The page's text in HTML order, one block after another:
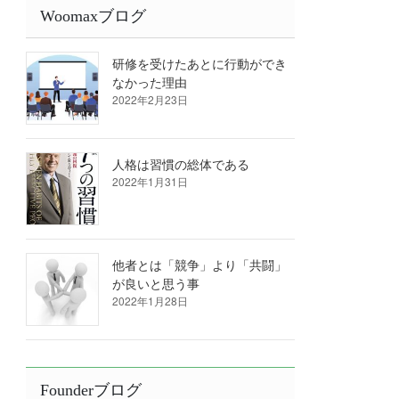
Woomaxブログ
研修を受けたあとに行動ができ
なかった理由
2022年2月23日
人格は習慣の総体である
2022年1月31日
他者とは「競争」より「共闘」
が良いと思う事
2022年1月28日
Founderブログ